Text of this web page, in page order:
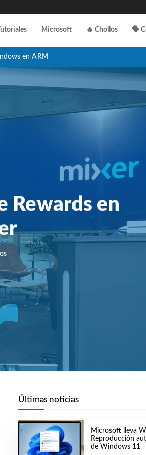
Microsoft 🔥 Chollos 🗣️
en ARM
Rewards en
Últimas noticias
Microsoft lleva
Reproducción
de Windows 11